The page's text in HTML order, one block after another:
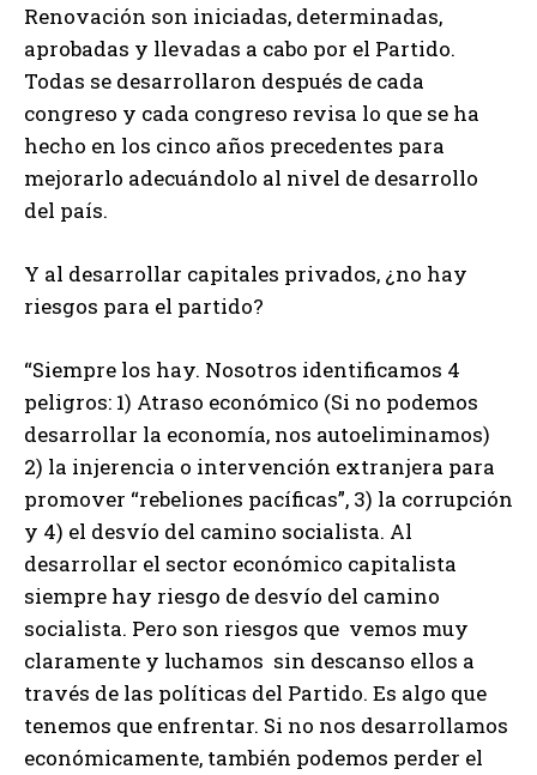
Renovación son iniciadas, determinadas,
aprobadas y llevadas a cabo por el Partido.
Todas se desarrollaron después de cada
congreso y cada congreso revisa lo que se ha
hecho en los cinco años precedentes para
mejorarlo adecuándolo al nivel de desarrollo
del país.
Y al desarrollar capitales privados, ¿no hay
riesgos para el partido?
“Siempre los hay. Nosotros identificamos 4
peligros: 1) Atraso económico (Si no podemos
desarrollar la economía, nos autoeliminamos)
2) la injerencia o intervención extranjera para
promover “rebeliones pacíficas”, 3) la corrupción
y 4) el desvío del camino socialista. Al
desarrollar el sector económico capitalista
siempre hay riesgo de desvío del camino
socialista. Pero son riesgos que vemos muy
claramente y luchamos sin descanso ellos a
través de las políticas del Partido. Es algo que
tenemos que enfrentar. Si no nos desarrollamos
económicamente, también podemos perder el